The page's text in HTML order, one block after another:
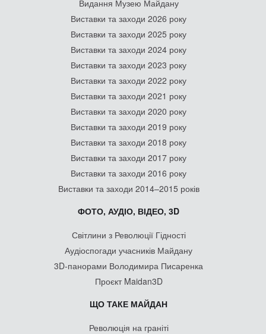
Видання Музею Майдану
Виставки та заходи 2026 року
Виставки та заходи 2025 року
Виставки та заходи 2024 року
Виставки та заходи 2023 року
Виставки та заходи 2022 року
Виставки та заходи 2021 року
Виставки та заходи 2020 року
Виставки та заходи 2019 року
Виставки та заходи 2018 року
Виставки та заходи 2017 року
Виставки та заходи 2016 року
Виставки та заходи 2014–2015 років
ФОТО, АУДІО, ВІДЕО, 3D
Світлини з Революції Гідності
Аудіоспогади учасників Майдану
3D-панорами Володимира Писаренка
Проєкт Maidan3D
ЩО ТАКЕ МАЙДАН
Революція на граніті